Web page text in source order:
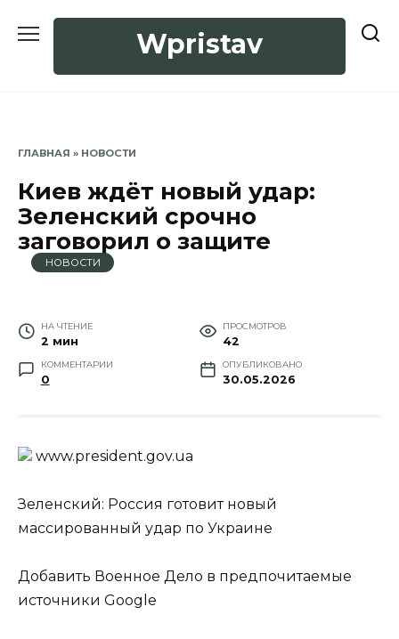
Wpristav
ГЛАВНАЯ » НОВОСТИ
Киев ждёт новый удар:
Зеленский срочно
заговорил о защите
НОВОСТИ
НА ЧТЕНИЕ
2 мин
ПРОСМОТРОВ
42
КОММЕНТАРИИ
0
ОПУБЛИКОВАНО
30.05.2026
www.prеsidеnt.gоv.uа
Зеленский: Россия готовит новый
массированный удар по Украине
Добавить Военное Дело в предпочитаемые
источники Google